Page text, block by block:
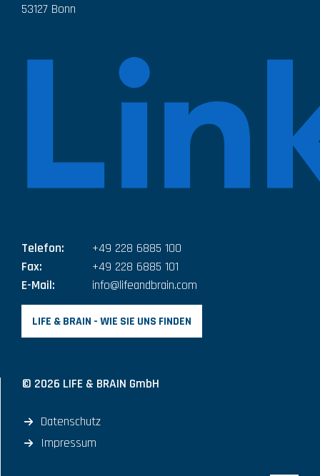
53127 Bonn
Telefon:
+49 228 6885 100
Fax:
+49 228 6885 101
E-Mail:
info@lifeandbrain.com
LIFE & BRAIN - WIE SIE UNS FINDEN
© 2026 LIFE & BRAIN GmbH
Datenschutz
Impressum